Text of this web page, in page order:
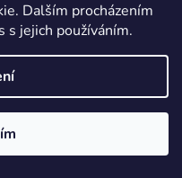
Dalším procházením
jejich používáním.